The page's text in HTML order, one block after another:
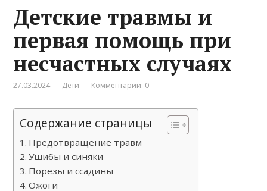
Детские травмы и
первая помощь при
несчастных случаях
27.03.2024 Дети Комментарии: 0
Содержание страницы
Предотвращение травм
Ушибы и синяки
Порезы и ссадины
Ожоги